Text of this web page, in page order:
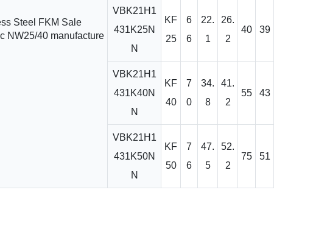
VBK21H1
431K25N
N
KF
25
6
6
22.
1
26.
2
40 39
VBK21H1
431K40N
N
KF
40
7
0
34.
8
41.
2
55 43
VBK21H1
431K50N
N
KF
50
7
6
47.
5
52.
2
75 51